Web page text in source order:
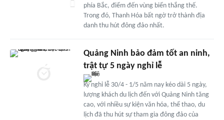
phía Bắc, điểm đến vùng biển thắng thế.
Trong đó, Thanh Hóa bất ngờ trở thành địa
danh thu hút đông đảo nhất.
Quảng Ninh bảo đảm tốt an ninh,
trật tự 5 ngày nghỉ lễ
Kỳ nghỉ lễ 30/4 - 1/5 năm nay kéo dài 5 ngày,
lượng khách du lịch đến với Quảng Ninh tăng
cao, với nhiều sự kiện văn hóa, thể thao, du
lịch đã thu hút sự tham gia đông đảo của